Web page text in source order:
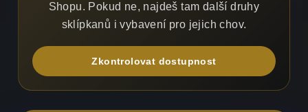
Shopu. Pokud ne, najdeš tam další druhy
sklípkanů i vybavení pro jejich chov.
Zkontrolovat dostupnost